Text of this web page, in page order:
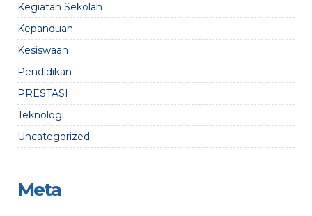
Kegiatan Sekolah
Kepanduan
Kesiswaan
Pendidikan
PRESTASI
Teknologi
Uncategorized
Meta